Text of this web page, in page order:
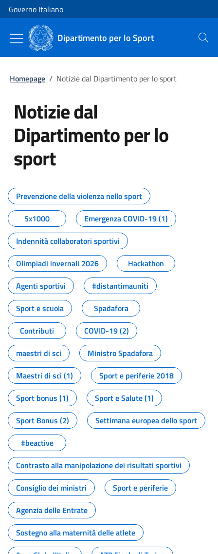
Vai al contenuto
Vai alla navigazione del sito
Governo Italiano
Dipartimento per lo Sport Cerca
Homepage / Notizie dal Dipartimento per lo sport
Notizie dal
Dipartimento per lo
sport
Tutti i contenuti della pagina
Prevenzione della violenza nello sport
5x1000
Emergenza COVID-19 (1)
Indennità collaboratori sportivi
Olimpiadi invernali 2026
Hackathon
Agenti sportivi
#distantimauniti
Sport e scuola
Spadafora
Contributi
COVID-19 (2)
maestri di sci
Ministro Spadafora
Maestri di sci (1)
Sport e periferie 2018
Sport bonus (1)
Sport e Salute (1)
Sport Bonus (2)
Settimana europea dello sport
#beactive
Contrasto alla manipolazione dei risultati sportivi
Consiglio dei ministri
Sport e periferie
Agenzia delle Entrate
Sostegno alla maternità delle atlete